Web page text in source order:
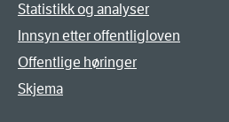
Statistikk og analyser
Innsyn etter offentligloven
Offentlige høringer
Skjema